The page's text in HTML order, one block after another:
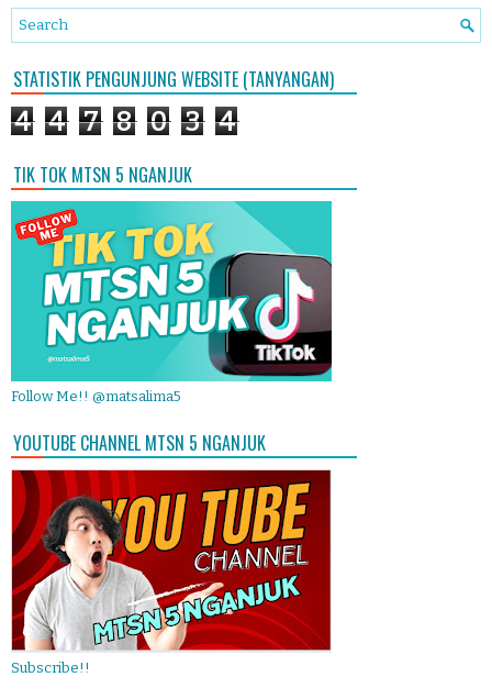
STATISTIK PENGUNJUNG WEBSITE (TANYANGAN)
4 4 7 8 0 3 4
TIK TOK MTSN 5 NGANJUK
Follow Me!! @matsalima5
YOUTUBE CHANNEL MTSN 5 NGANJUK
Subscribe!!